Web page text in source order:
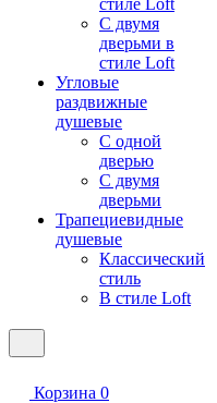
стиле Loft
С двумя
дверьми в
стиле Loft
Угловые
раздвижные
душевые
С одной
дверью
С двумя
дверьми
Трапециевидные
душевые
Классический
стиль
В стиле Loft
Корзина 0